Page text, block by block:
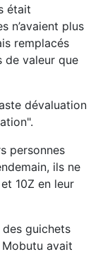
était
n’avaient plus
remplacés
de valeur que
dévaluation
personnes
ils ne
10Z en leur
guichets
avait